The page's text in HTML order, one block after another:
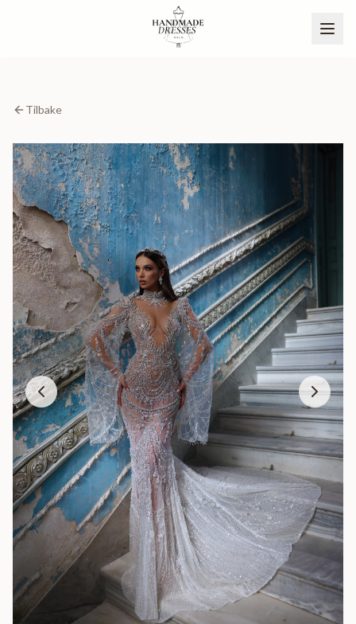
NO BLI PARTNER
Tilbake